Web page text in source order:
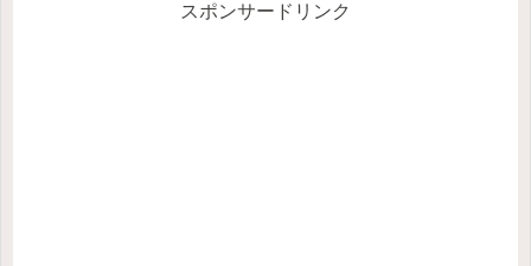
スポンサードリンク